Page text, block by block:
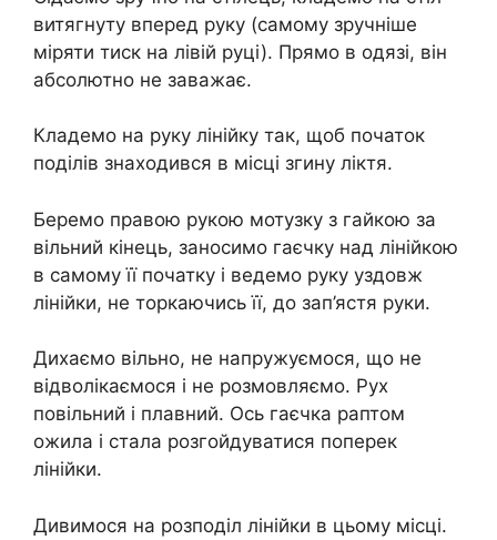
витягнуту вперед руку (самому зручніше
міряти тиск на лівій руці). Прямо в одязі, він
абсолютно не заважає.
Кладемо на руку лінійку так, щоб початок
поділів знаходився в місці згину ліктя.
Беремо правою рукою мотузку з гайкою за
вільний кінець, заносимо гаєчку над лінійкою
в самому її початку і ведемо руку уздовж
лінійки, не торкаючись її, до зап’ястя руки.
Дихаємо вільно, не напружуємося, що не
відволікаємося і не розмовляємо. Рух
повільний і плавний. Ось гаєчка раптом
ожила і стала розгойдуватися поперек
лінійки.
Дивимося на розподіл лінійки в цьому місці.